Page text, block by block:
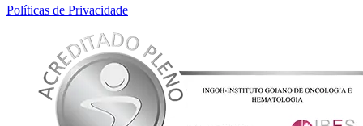
Políticas de Privacidade